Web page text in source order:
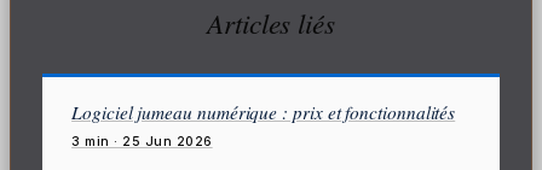
Articles liés
Logiciel jumeau numérique : prix et fonctionnalités
3 min · 25 Jun 2026